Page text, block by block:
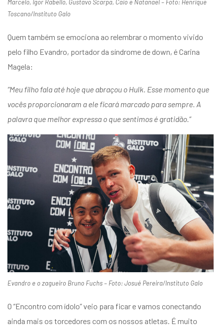
Marcelo, Igor Rabello, Gustavo Scarpa, Caio e Natanael – Foto: Henrique
Toscano/Instituto Galo
Quem também se emociona ao relembrar o momento vivido
pelo filho Evandro, portador da síndrome de down, é Carina
Magela:
“Meu filho fala até hoje que abraçou o Hulk. Esse momento que
vocês proporcionaram a ele ficará marcado para sempre. A
palavra que melhor expressa o que sentimos é gratidão.”
Evandro e o zagueiro Bruno Fuchs – Foto: Josué Pereira/Instituto Galo
O “Encontro com ídolo” veio para ficar e vamos conectando
ainda mais os torcedores com os nossos atletas. É muito